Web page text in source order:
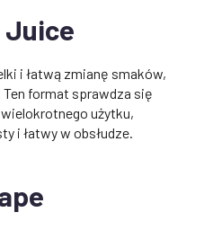
Juice
i łatwą zmianę smaków,
Ten format sprawdza się
użytku,
i łatwy w obsłudze.